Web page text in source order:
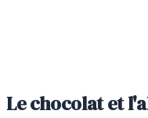
Le chocolat et